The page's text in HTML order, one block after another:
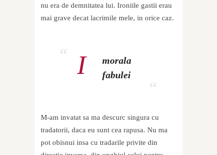
nu era de demnitatea lui. Ironiile gastii erau
mai grave decat lacrimile mele, in orice caz.
I
morala
fabulei
M-am invatat sa ma descurc singura cu
tradatorii, daca eu sunt cea rapusa. Nu ma
pot obisnui insa cu tradarile privite din